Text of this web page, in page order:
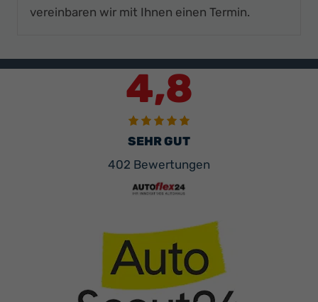
vereinbaren wir mit Ihnen einen Termin.
4,8
SEHR GUT
402 Bewertungen